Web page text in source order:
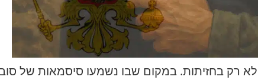
בחזיתות. במקום שבו נשמעו סיסמאות של